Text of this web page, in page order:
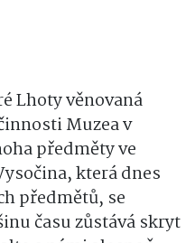
Lhoty věnovaná
Muzea v
předměty ve
která dnes
předmětů, se